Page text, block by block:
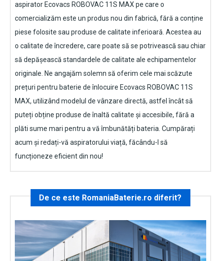
aspirator Ecovacs ROBOVAC 11S MAX pe care o
comercializăm este un produs nou din fabrică, fără a conține
piese folosite sau produse de calitate inferioară. Acestea au
o calitate de încredere, care poate să se potrivească sau chiar
să depășească standardele de calitate ale echipamentelor
originale. Ne angajăm solemn să oferim cele mai scăzute
prețuri pentru baterie de înlocuire Ecovacs ROBOVAC 11S
MAX, utilizând modelul de vânzare directă, astfel încât să
puteți obține produse de înaltă calitate și accesibile, fără a
plăti sume mari pentru a vă îmbunătăți bateria. Cumpărați
acum și redați-vă aspiratorului viață, făcându-l să
funcționeze eficient din nou!
De ce este RomaniaBaterie.ro diferit?